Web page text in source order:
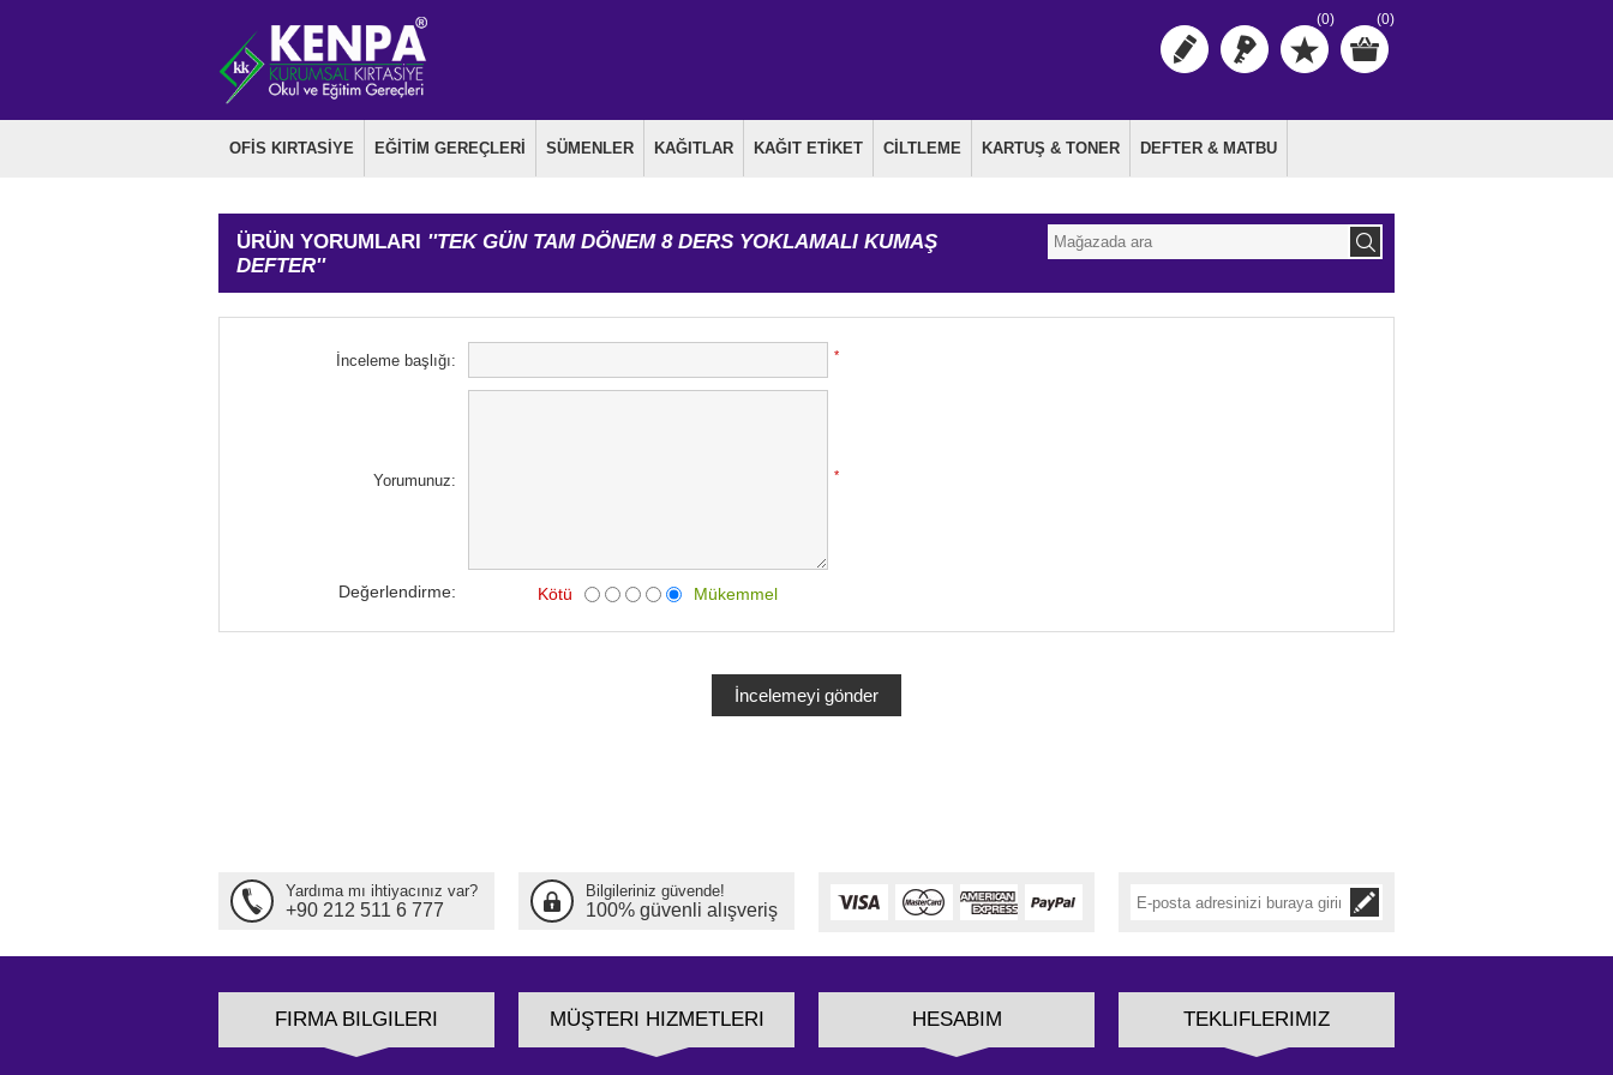
(0) (0)
OFİS KIRTASİYE EĞİTİM GEREÇLERİ SÜMENLER KAĞITLAR KAĞIT ETİKET CİLTLEME KARTUŞ & TONER DEFTER & MATBU
ÜRÜN YORUMLARI
TEK GÜN TAM DÖNEM 8 DERS YOKLAMALI KUMAŞ
DEFTER
İnceleme başlığı: *
Yorumunuz: *
Değerlendirme: Kötü Mükemmel
Yardıma mı ihtiyacınız var?
+90 212 511 6 777
Bilgileriniz güvende!
100% güvenli alışveriş
FIRMA BILGILERI MÜŞTERI HIZMETLERI HESABIM TEKLIFLERIMIZ